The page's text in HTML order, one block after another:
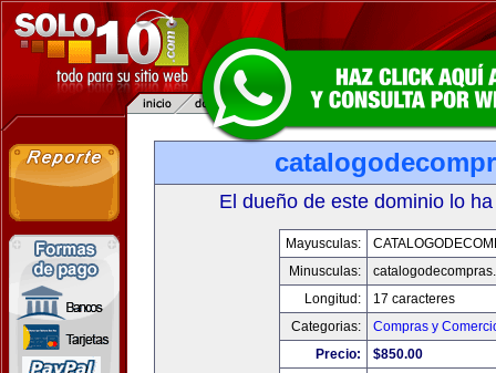
El dueño de este dominio lo
Mayusculas:
Minusculas:
Longitud:
17 caracteres
Categorias:
Compras y
Precio:
$850.00